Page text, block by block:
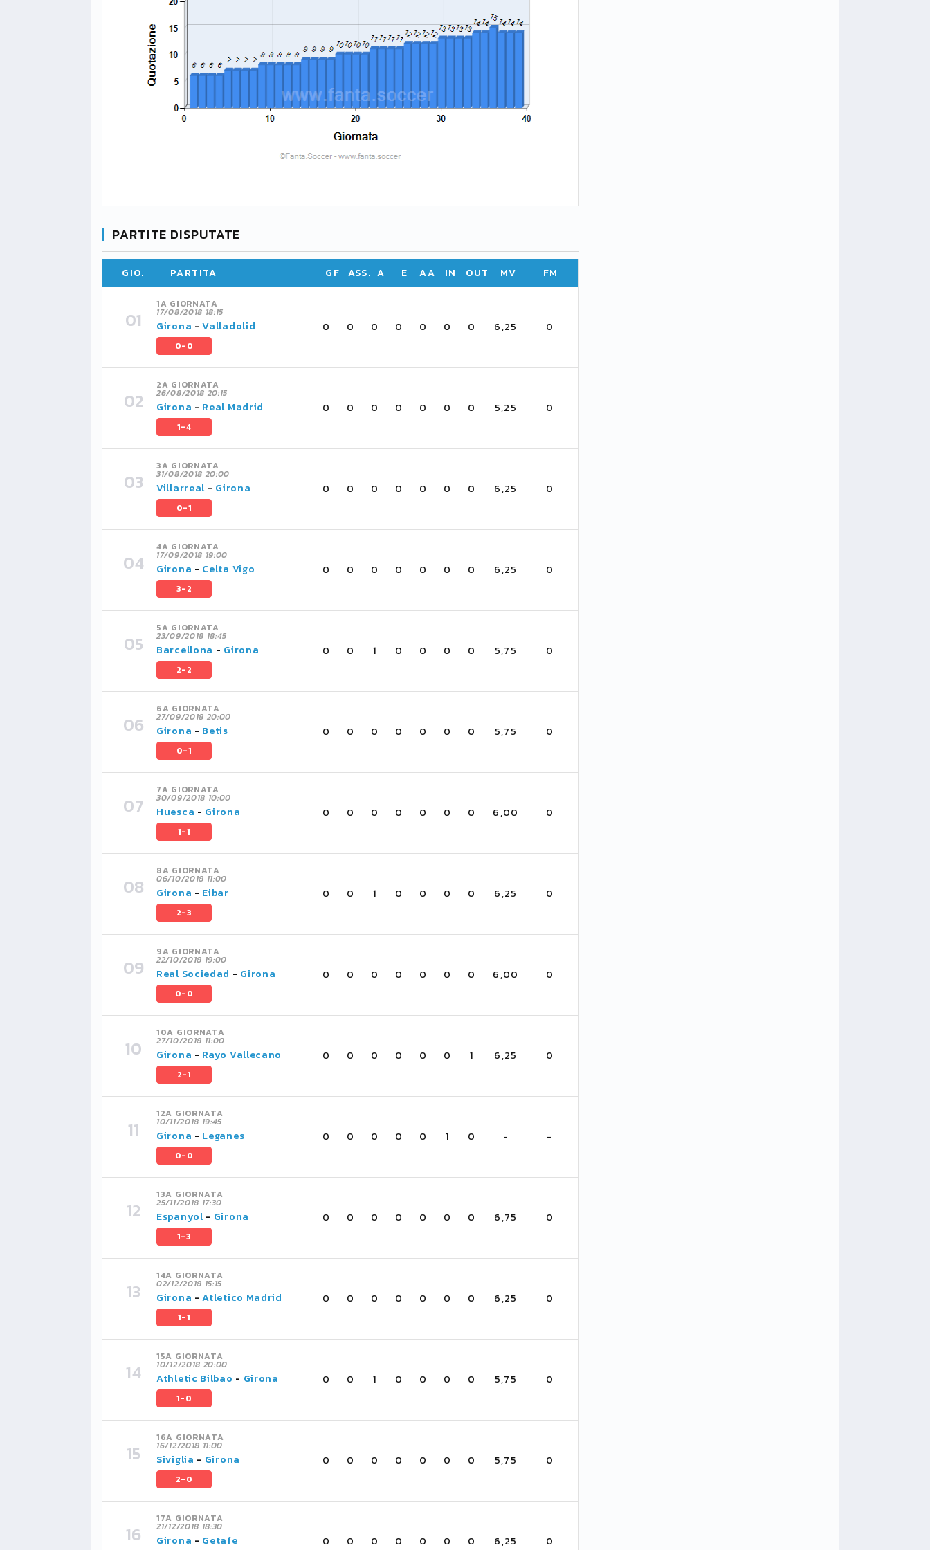
PARTITE DISPUTATE
GIO. PARTITA GF ASS. A E AA IN OUT MV FM
1A GIORNATA
17/08/2018 18:15
Girona -Valladolid
0-0
0 0 0 0 0 0 0 6,25 0
2A GIORNATA
26/08/2018 20:15
Girona - Real Madrid
1-4
0 0 0 0 0 0 0 5,25 0
3A GIORNATA
31/08/2018 20:00
Villarreal - Girona
0-1
0 0 0 0 0 0 0 6,25 0
4A GIORNATA
17/09/2018 19:00
Girona - Celta Vigo
3-2
0 0 0 0 0 0 0 6,25 0
5A GIORNATA
23/09/2018 18:45
Barcellona - Girona
2-2
0 0 1 0 0 0 0 5,75 0
6A GIORNATA
27/09/2018 20:00
Girona - Betis
0-1
0 0 0 0 0 0 0 5,75 0
7A GIORNATA
30/09/2018 10:00
Huesca - Girona
1-1
0 0 0 0 0 0 0 6,00 0
8A GIORNATA
06/10/2018 11:00
Girona - Eibar
2-3
0 0 1 0 0 0 0 6,25 0
9A GIORNATA
22/10/2018 19:00
Real Sociedad - Girona
0-0
0 0 0 0 0 0 0 6,00 0
10A GIORNATA
27/10/2018 11:00
Girona - Rayo Vallecano
2-1
0 0 0 0 0 0 1 6,25 0
12A GIORNATA
10/11/2018 19:45
Girona - Leganes
0-0
0 0 0 0 0 1 0 - -
13A GIORNATA
25/11/2018 17:30
Espanyol - Girona
1-3
0 0 0 0 0 0 0 6,75 0
14A GIORNATA
02/12/2018 15:15
Girona -Atletico Madrid
1-1
0 0 0 0 0 0 0 6,25 0
15A GIORNATA
10/12/2018 20:00
Athletic Bilbao - Girona
1-0
0 0 1 0 0 0 0 5,75 0
16A GIORNATA
16/12/2018 11:00
Siviglia - Girona
2-0
0 0 0 0 0 0 0 5,75 0
17A GIORNATA
21/12/2018 18:30
Girona - Getafe 0 0 0 0 0 0 0 6,25 0